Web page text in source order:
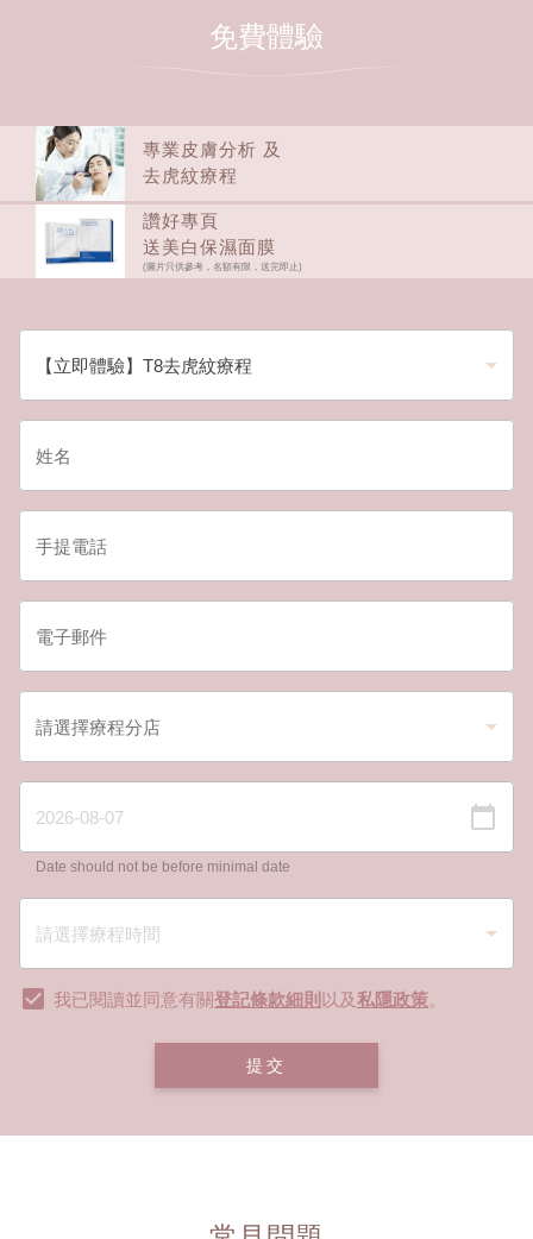
免費體驗
專業皮膚分析 及
去虎紋療程
讚好專頁
送美白保濕面膜
(圖片只供參考，名額有限，送完即止)
Date should not be before minimal date
我已閱讀並同意有關登記條款細則 以及私隱政策。
提交